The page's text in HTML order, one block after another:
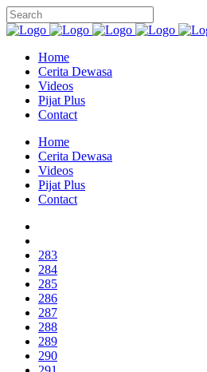
Home
Cerita Dewasa
Videos
Pijat Plus
Contact
Home
Cerita Dewasa
Videos
Pijat Plus
Contact
283
284
285
286
287
288
289
290